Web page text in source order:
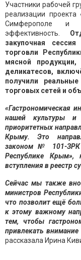
Участники рабочей
реализации
Симферополе и
эффективность.
закупочная
торговли
мясной
деликатесов,
получили
торговых сетей и
«Гастрономическая
нашей культуры
приоритетных
Крыму. Это
законом № 101-ЗРК
Республике Крым»,
вступления в реестр
Сейчас мы также
министров
что позволит ещё
к этому важному
тем, чтобы
привлекать
рассказала Ирина